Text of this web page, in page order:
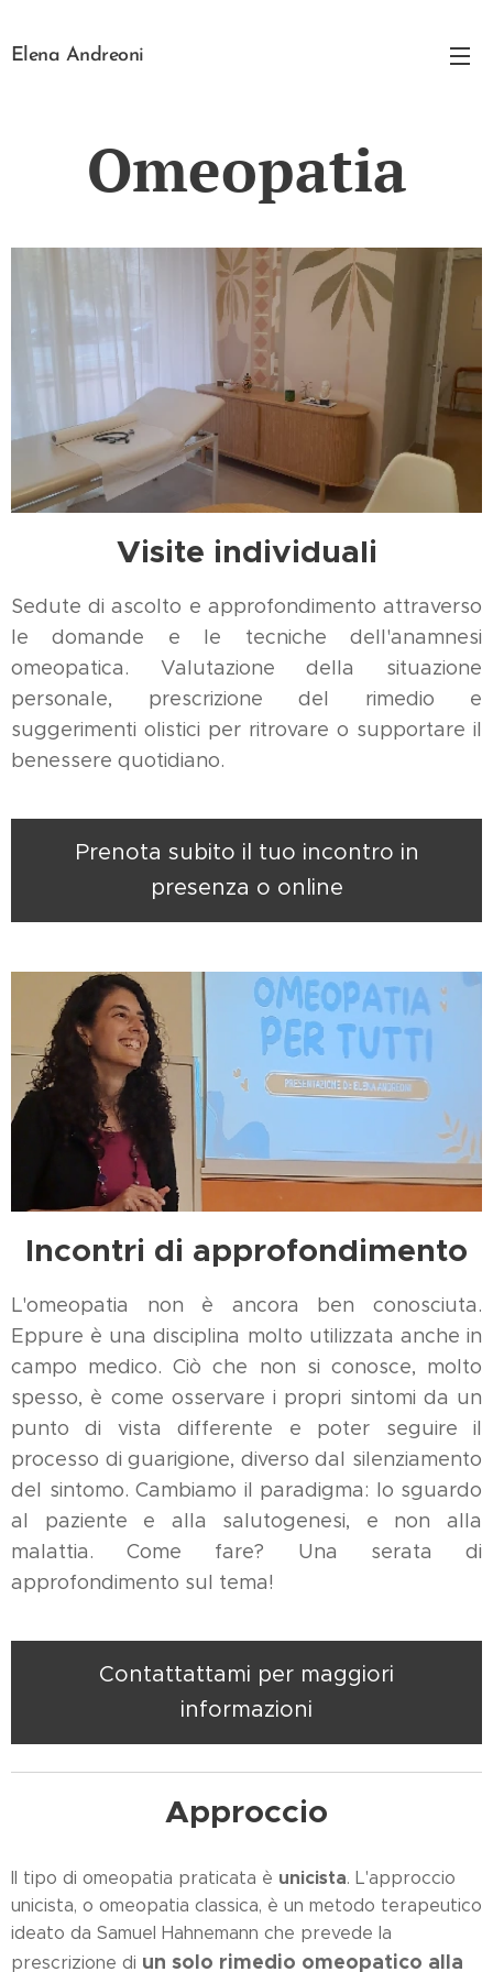
Elena Andreoni
Omeopatia
Visite individuali
Sedute di ascolto e approfondimento attraverso
le domande e le tecniche dell'anamnesi
omeopatica. Valutazione della situazione
personale, prescrizione del rimedio e
suggerimenti olistici per ritrovare o supportare il
benessere quotidiano.
Prenota subito il tuo incontro in
presenza o online
Incontri di approfondimento
L'omeopatia non è ancora ben conosciuta.
Eppure è una disciplina molto utilizzata anche in
campo medico. Ciò che non si conosce, molto
spesso, è come osservare i propri sintomi da un
punto di vista differente e poter seguire il
processo di guarigione, diverso dal silenziamento
del sintomo. Cambiamo il paradigma: lo sguardo
al paziente e alla salutogenesi, e non alla
malattia. Come fare? Una serata di
approfondimento sul tema!
Contattattami per maggiori
informazioni
Approccio
Il tipo di omeopatia praticata è unicista. L'approccio
unicista, o omeopatia classica, è un metodo terapeutico
ideato da Samuel Hahnemann che prevede la
prescrizione di un solo rimedio omeopatico alla